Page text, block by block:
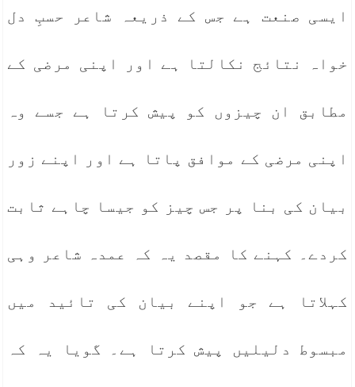
ایسی صنعت ہے جس کے ذریعہ شاعر حسبِ دل
خواہ نتائج نکالتا ہے اور اپنی مرضی کے
مطابق ان چیزوں کو پیش کرتا ہے جسے وہ
اپنی مرضی کے موافق پاتا ہے اور اپنے زور
بیان کی بنا پر جس چیز کو جیسا چاہے ثابت
کردے۔ کہنے کا مقصد یہ کہ عمدہ شاعر وہی
کہلاتا ہے جو اپنے بیان کی تائید میں
مبسوط دلیلیں پیش کرتا ہے۔ گویا یہ کہ